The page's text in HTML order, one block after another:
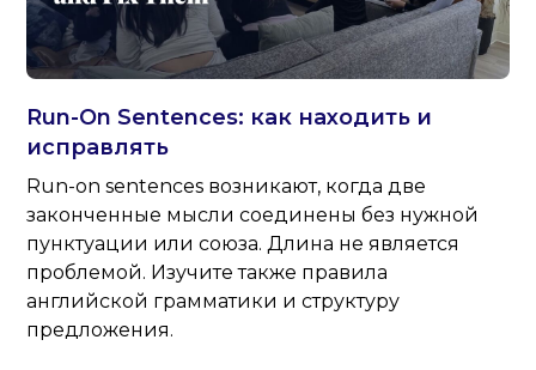
Run-On Sentences: как находить и
исправлять
Run-on sentences возникают, когда две
законченные мысли соединены без нужной
пунктуации или союза. Длина не является
проблемой. Изучите также правила
английской грамматики и структуру
предложения.